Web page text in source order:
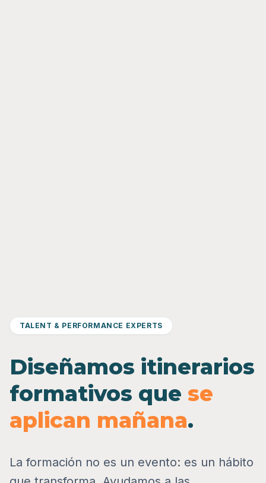
TALENT & PERFORMANCE EXPERTS
Diseñamos itinerarios
formativos que se
aplican mañana.
La formación no es un evento: es un hábito